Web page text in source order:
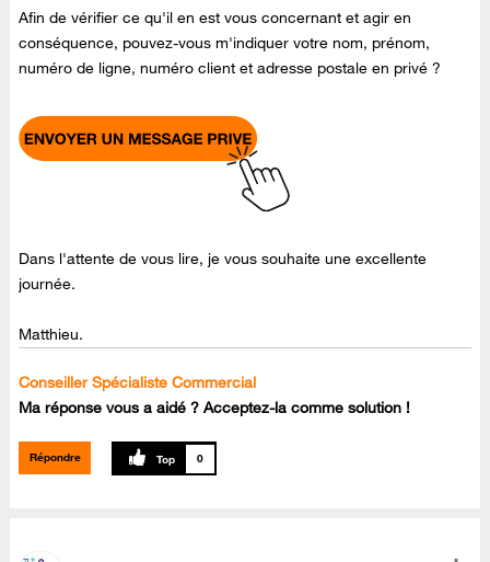
Afin de vérifier ce qu'il en est vous concernant et agir en
conséquence, pouvez-vous m'indiquer votre nom, prénom,
numéro de ligne, numéro client et adresse postale en privé ?
Dans l'attente de vous lire, je vous souhaite une excellente
journée.
Matthieu.
Conseiller Spécialiste Commercial
Ma réponse vous a aidé ? Acceptez-la comme solution !
Répondre 0